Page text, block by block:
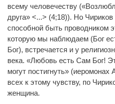
всему человечеству
друга» <...> (4;18)). Но
способной быть проводником
которую мы наблюдаем (Бог
Бог), встречается и у
века. «Любовь есть Сам Бог!
могут постигнуть»
всех к этому чувству, по
женщина.